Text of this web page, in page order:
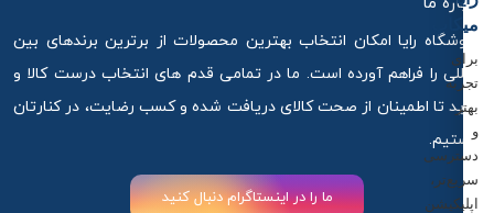
فروشگاه رایا امکان انتخاب بهترین محصولات از برترین برندهای بین
المللی را فراهم آورده است. ما در تمامی قدم های انتخاب درست کالا و
خرید تا اطمینان از صحت کالای دریافت شده و کسب رضایت، در کنارتان
هستیم.
ما را در اینستاگرام دنبال کنید
میکاپ
برای
تجربه
بهتر
و
دسترسی
سریع‌تر،
اپلیکیشن